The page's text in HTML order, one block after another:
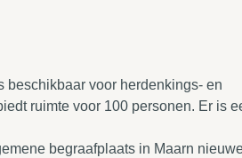
beschikbaar voor herdenkings- en
ruimte voor 100 personen. Er is
begraafplaats in Maarn